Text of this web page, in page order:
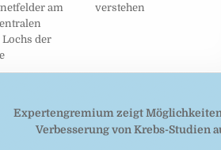
am
der
verstehen
Expertengremium zeigt
Verbesserung von Krebs-Studien